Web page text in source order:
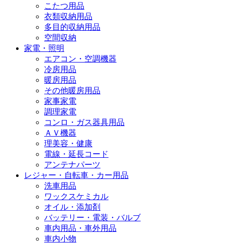
こたつ用品
衣類収納用品
多目的収納用品
空間収納
家電・照明
エアコン・空調機器
冷房用品
暖房用品
その他暖房用品
家事家電
調理家電
コンロ・ガス器具用品
ＡＶ機器
理美容・健康
電線・延長コード
アンテナパーツ
レジャー・自転車・カー用品
洗車用品
ワックスケミカル
オイル・添加剤
バッテリー・電装・バルブ
車内用品・車外用品
車内小物